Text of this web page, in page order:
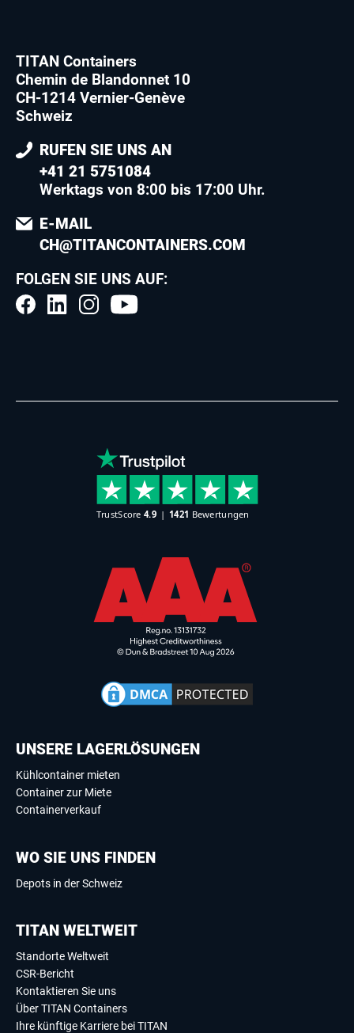
TITAN Containers
Chemin de Blandonnet 10
CH-1214 Vernier-Genève
Schweiz
RUFEN SIE UNS AN
+41 21 5751084
Werktags von 8:00 bis 17:00 Uhr.
E-MAIL
CH@TITANCONTAINERS.COM
FOLGEN SIE UNS AUF:
UNSERE LAGERLÖSUNGEN
Kühlcontainer mieten
Container zur Miete
Containerverkauf
WO SIE UNS FINDEN
Depots in der Schweiz
TITAN WELTWEIT
Standorte Weltweit
CSR-Bericht
Kontaktieren Sie uns
Über TITAN Containers
Ihre künftige Karriere bei TITAN